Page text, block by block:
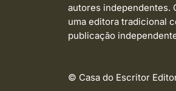
autores independentes.
uma editora tradicional
publicação
© Casa do Escritor